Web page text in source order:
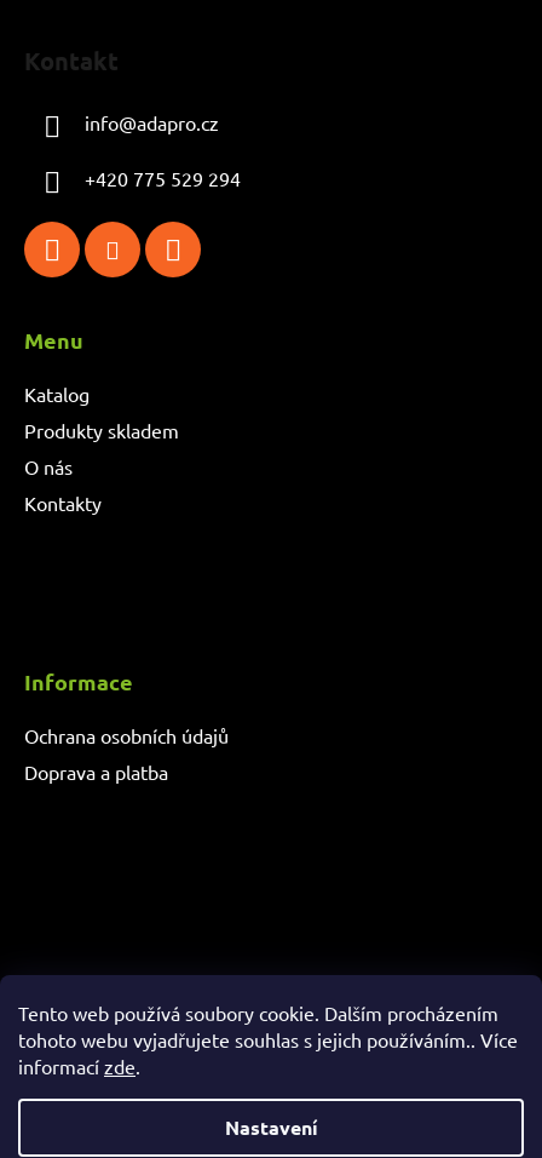
Tento web používá soubory cookie. Dalším procházením
tohoto webu vyjadřujete souhlas s jejich používáním.. Více
informací zde.
Nastavení
Kontakt
info@adapro.cz
+420 775 529 294
Menu
Katalog
Produkty skladem
O nás
Kontakty
Informace
Ochrana osobních údajů
Doprava a platba
Vytvořil Shoptet&PekneWeby